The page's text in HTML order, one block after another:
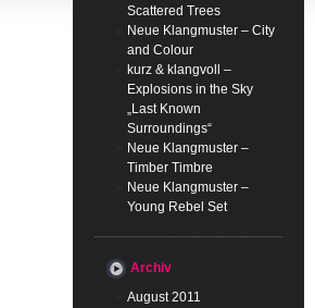
Scattered Trees
Neue Klangmuster – City
and Colour
kurz & klangvoll –
Explosions in the Sky
„Last Known
Surroundings“
Neue Klangmuster –
Timber Timbre
Neue Klangmuster –
Young Rebel Set
Archiv
August 2011